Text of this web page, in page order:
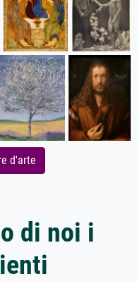
d'arte
di noi i